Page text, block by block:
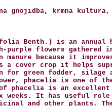
gnojidba, krmna
Benth.) is an annual
flowers gathered
manure because it
a cover crop it helps
for green fodder,
phacelia is one of
is an excellent
weeks. It has useful
and other plants.